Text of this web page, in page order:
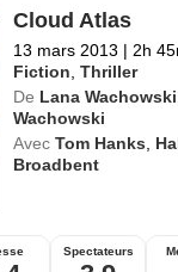
Cloud Atlas
13 mars 2013 | 2h
Fiction ,Thriller
De Lana Wachowski
Wachowski
Avec Tom Hanks
Broadbent
Spectateurs